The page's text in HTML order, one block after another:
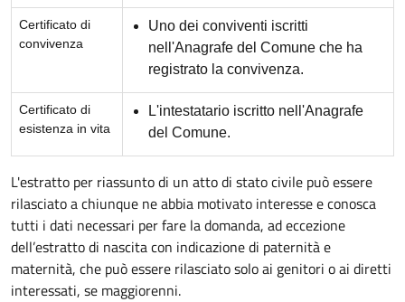
Certificato di
convivenza
Uno dei conviventi iscritti
nell'Anagrafe del Comune che ha
registrato la convivenza.
Certificato di
esistenza in vita
L'intestatario iscritto nell'Anagrafe
del Comune.
L'estratto per riassunto di un atto di stato civile può essere
rilasciato a chiunque ne abbia motivato interesse e conosca
tutti i dati necessari per fare la domanda, ad eccezione
dell’estratto di nascita con indicazione di paternità e
maternità, che può essere rilasciato solo ai genitori o ai diretti
interessati, se maggiorenni.